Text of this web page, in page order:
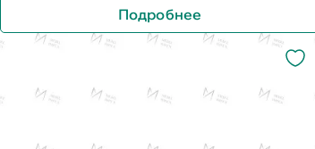
Подробнее